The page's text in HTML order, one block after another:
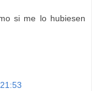
si me lo hubiesen